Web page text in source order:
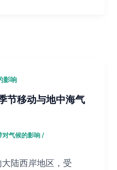
影响
节移动与地中海气
对气候的影响/
陆西岸地区，受